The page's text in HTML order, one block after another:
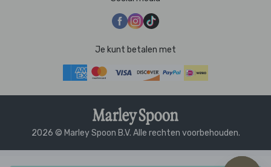
Je kunt betalen met
2026 © Marley Spoon B.V. Alle rechten voorbehouden.